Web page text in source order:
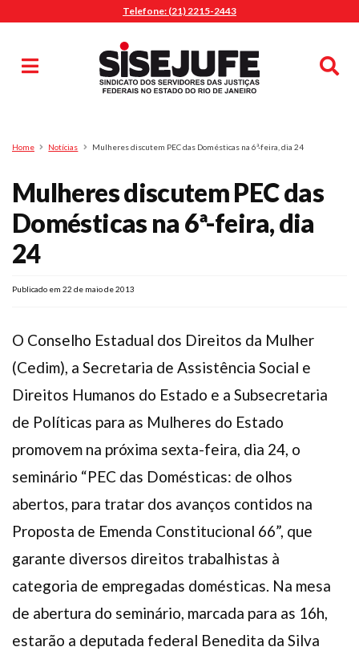
Telefone: (21) 2215-2443
Pesquisa
Home Notícias Mulheres discutem PEC das Domésticas na 6ª-feira, dia 24
Mulheres discutem PEC das
Domésticas na 6ª-feira, dia
24
Publicado em 22 de maio de 2013
O Conselho Estadual dos Direitos da Mulher
(Cedim), a Secretaria de Assistência Social e
Direitos Humanos do Estado e a Subsecretaria
de Políticas para as Mulheres do Estado
promovem na próxima sexta-feira, dia 24, o
seminário “PEC das Domésticas: de olhos
abertos, para tratar dos avanços contidos na
Proposta de Emenda Constitucional 66”, que
garante diversos direitos trabalhistas à
categoria de empregadas domésticas. Na mesa
de abertura do seminário, marcada para as 16h,
estarão a deputada federal Benedita da Silva
MENU
Sindicalize-se
Diretoria
O Sindicato
Agenda
Casa do Alto
Sede Campestre
Gympass Wellhub
Plano de Saúde
Assistência Funeral
Pós-graduação
FacebookInstagramTwitter YoutubeTikTok Whatsapp